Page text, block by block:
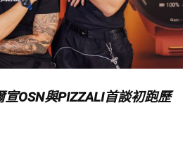
OSN與PIZZALI首談初跑歷